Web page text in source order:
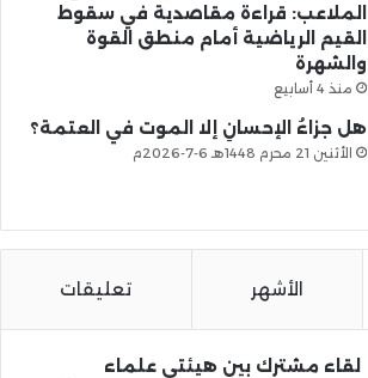
الملاعب: قراءة مقاصدية في سقوط
القيم الرياضية أمام منطق القوة
والشهرة
منذ 4 أسابيع
هل جزاءُ الإحسانِ إلا الموت في العتمة؟
الأثنين 21 محرم 1448هـ 6-7-2026م
الأشهر تعليقات
لقاء مشترك بين هيئتي علماء